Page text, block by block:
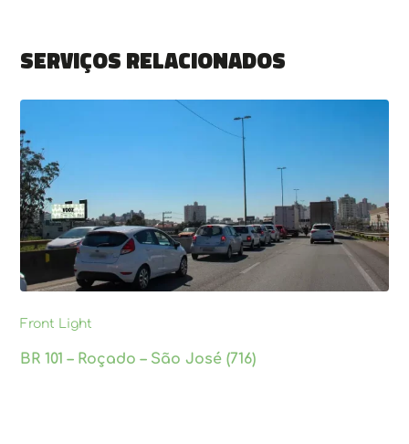
Serviços relacionados
Front Light
BR 101 – Roçado – São José (716)